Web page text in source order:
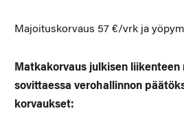
Majoituskorvaus 57 €/vrk ja
Matkakorvaus julkisen liikenteen
sovittaessa verohallinnon
korvaukset: